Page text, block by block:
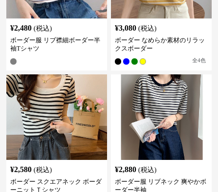
¥2,480 (税込)
ボーダー服 リブ襟細ボーダー半
袖Tシャツ
¥3,080 (税込)
ボーダー なめらか素材のリラッ
クスボーダー
全4色
¥2,580 (税込)
ボーダー スクエアネック ボーダ
ーニットＴシャツ
¥2,880 (税込)
ボーダー服 リブネック 爽やかボ
ーダー半袖